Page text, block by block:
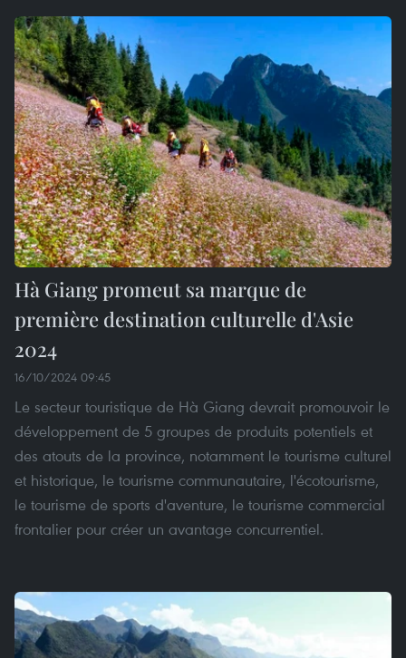
Hà Giang promeut sa marque de
première destination culturelle d'Asie
2024
16/10/2024 09:45
Le secteur touristique de Hà Giang devrait promouvoir le
développement de 5 groupes de produits potentiels et
des atouts de la province, notamment le tourisme culturel
et historique, le tourisme communautaire, l'écotourisme,
le tourisme de sports d'aventure, le tourisme commercial
frontalier pour créer un avantage concurrentiel.